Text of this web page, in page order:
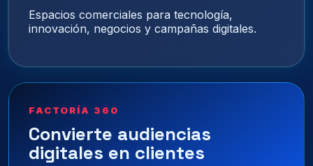
Espacios comerciales para tecnología,
innovación, negocios y campañas digitales.
FACTORÍA 360
Convierte audiencias
digitales en clientes